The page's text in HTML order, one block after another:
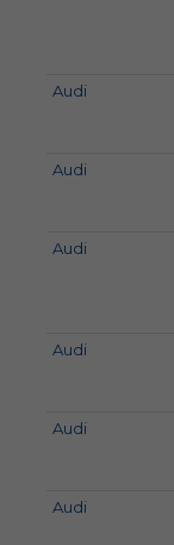
Audi
Audi
Audi
Audi
Audi
Audi